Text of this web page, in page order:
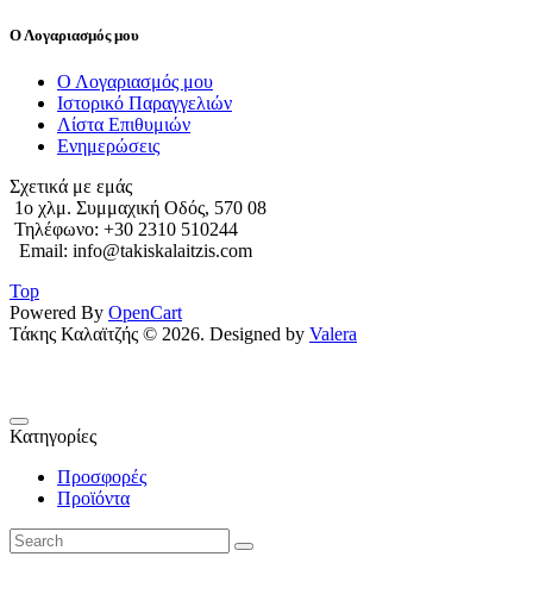
Ο Λογαριασμός μου
Ο Λογαριασμός μου
Ιστορικό Παραγγελιών
Λίστα Επιθυμιών
Ενημερώσεις
Σχετικά με εμάς
1o χλμ. Συμμαχική Οδός, 570 08
Τηλέφωνο: +30 2310 510244
Email: info@takiskalaitzis.com
Top
Powered By OpenCart
Τάκης Καλαϊτζής © 2026. Designed by Valera
Κατηγορίες
Προσφορές
Προϊόντα